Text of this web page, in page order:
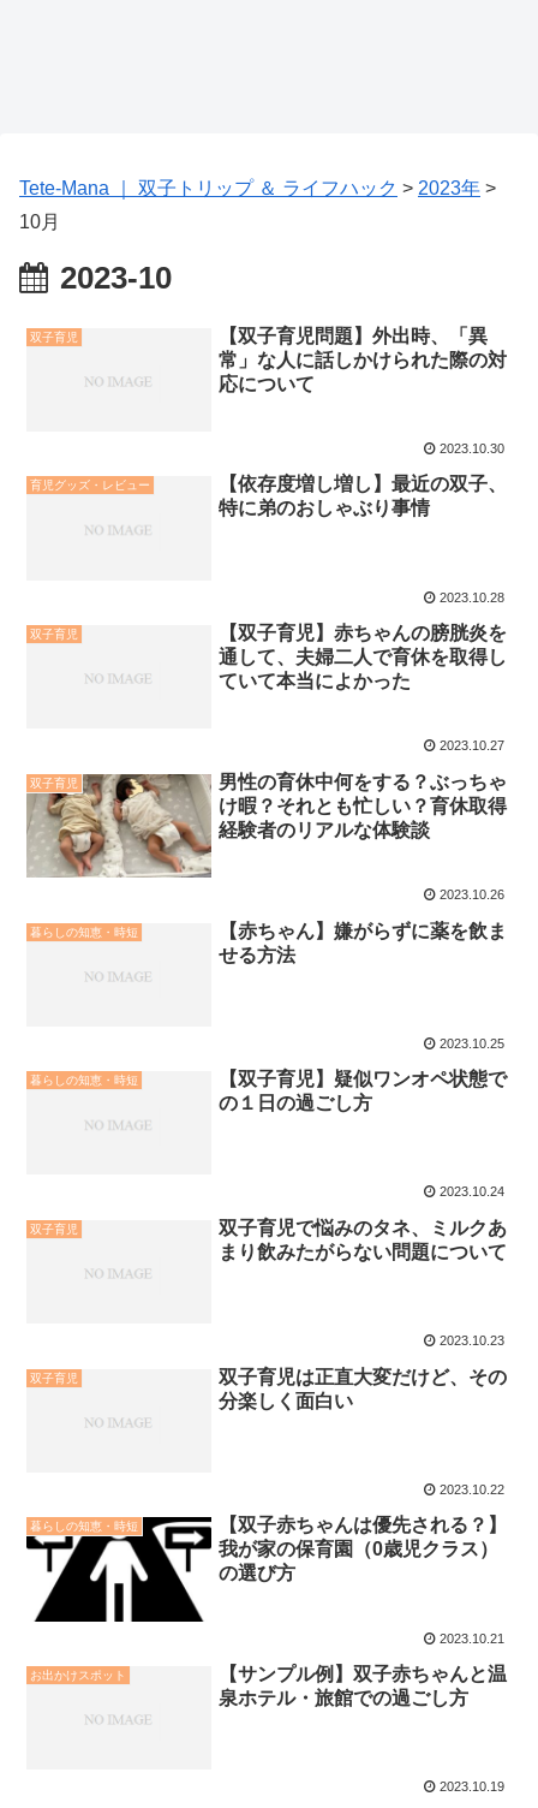
Tete-Mana ｜ 双子トリップ ＆ ライフハック > 2023年 >
10月
2023-10
双子育児
【双子育児問題】外出時、「異
常」な人に話しかけられた際の対
応について
2023.10.30
育児グッズ・レビュー
【依存度増し増し】最近の双子、
特に弟のおしゃぶり事情
2023.10.28
双子育児
【双子育児】赤ちゃんの膀胱炎を
通して、夫婦二人で育休を取得し
ていて本当によかった
2023.10.27
双子育児
男性の育休中何をする？ぶっちゃ
け暇？それとも忙しい？育休取得
経験者のリアルな体験談
2023.10.26
暮らしの知恵・時短
【赤ちゃん】嫌がらずに薬を飲ま
せる方法
2023.10.25
暮らしの知恵・時短
【双子育児】疑似ワンオペ状態で
の１日の過ごし方
2023.10.24
双子育児
双子育児で悩みのタネ、ミルクあ
まり飲みたがらない問題について
2023.10.23
双子育児
双子育児は正直大変だけど、その
分楽しく面白い
2023.10.22
暮らしの知恵・時短
【双子赤ちゃんは優先される？】
我が家の保育園（0歳児クラス）
の選び方
2023.10.21
お出かけスポット
【サンプル例】双子赤ちゃんと温
泉ホテル・旅館での過ごし方
2023.10.19